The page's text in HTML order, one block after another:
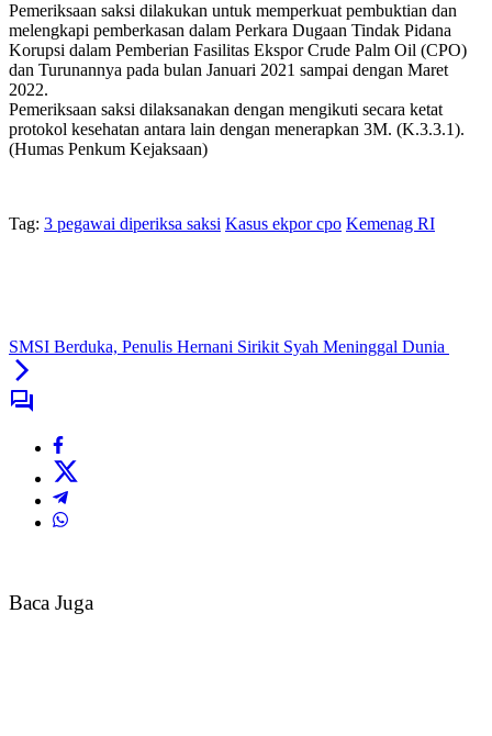
Pemeriksaan saksi dilakukan untuk memperkuat pembuktian dan
melengkapi pemberkasan dalam Perkara Dugaan Tindak Pidana
Korupsi dalam Pemberian Fasilitas Ekspor Crude Palm Oil (CPO)
dan Turunannya pada bulan Januari 2021 sampai dengan Maret
2022.
Pemeriksaan saksi dilaksanakan dengan mengikuti secara ketat
protokol kesehatan antara lain dengan menerapkan 3M. (K.3.3.1).
(Humas Penkum Kejaksaan)
Tag: 3 pegawai diperiksa saksi Kasus ekpor cpo Kemenag RI
SMSI Berduka, Penulis Hernani Sirikit Syah Meninggal Dunia
Baca Juga